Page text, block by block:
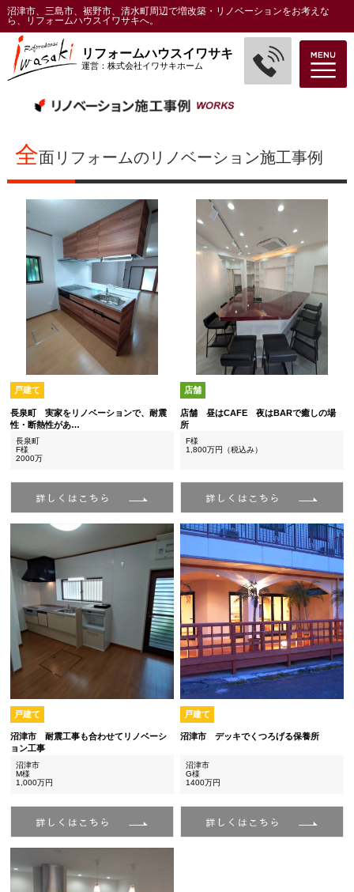
沼津市、三島市、裾野市、清水町周辺で増改築・リノベーションをお考えな
ら、リフォームハウスイワサキへ。
リフォームハウスイワサキ
運営：株式会社イワサキホーム
全面リフォームのリノベーション施工事例
戸建て
長泉町 実家をリノベーションで、耐震
性・断熱性があ…
長泉町
F様
2000万
店舗
店舗 昼はCAFE 夜はBARで癒しの場
所
F様
1,800万円（税込み）
戸建て
沼津市 耐震工事も合わせてリノベーシ
ョン工事
沼津市
M様
1,000万円
戸建て
沼津市 デッキでくつろげる保養所
沼津市
G様
1400万円